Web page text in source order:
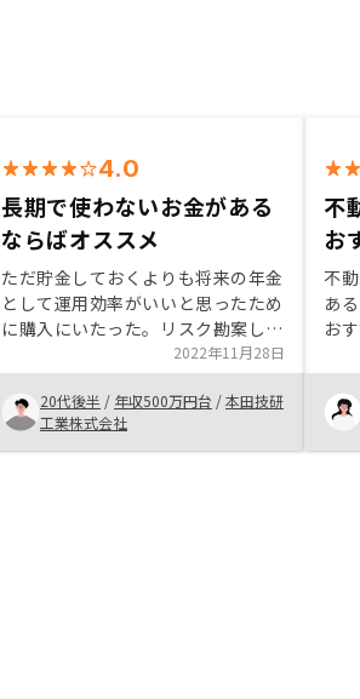
4.0
長期で使わないお金がある
ならばオススメ
ただ貯金しておくよりも将来の年金
として運用効率がいいと思ったため
に購入にいたった。リスク勘案した
シミュレーションにより将来イメー
ジもわき、管理もお任せできるプラ
ンもあることからストレスなく運用
を進めることができるのが魅力だと
思う。
2022年11月28日
20代後半 / 年収500万円台 /本田技研
工業株式会社
不
お
不
あ
お
由
か
バ
で
す